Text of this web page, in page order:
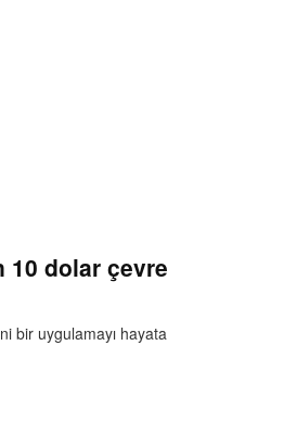
10 dolar çevre
bir uygulamayı hayata